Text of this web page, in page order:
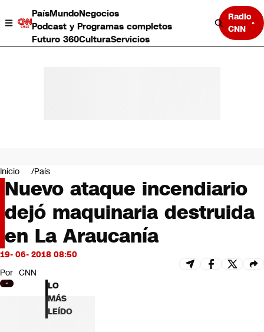
PaísMundoNegocios
Podcast y Programas completos
Futuro 360CulturaServicios
Radio
CNN
Negocios
Deportes
Programas completos
Cultura
Servicios
Bits
CNN tiempo
Futuro 360
Opinión
Inicio País
Nuevo ataque incendiario
dejó maquinaria destruida
en La Araucanía
19- 06- 2018 08:50
Por CNN
LO
MÁS
LEÍDO